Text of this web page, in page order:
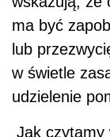
ma być
lub
w świetle
udzielenie
Jak czytamy